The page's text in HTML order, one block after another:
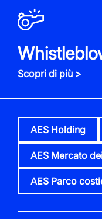
Scopri di più >
AES Holding
AES Mercato
AES Parco